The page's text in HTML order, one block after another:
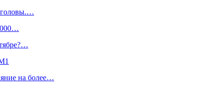
головы.…
000…
на более…